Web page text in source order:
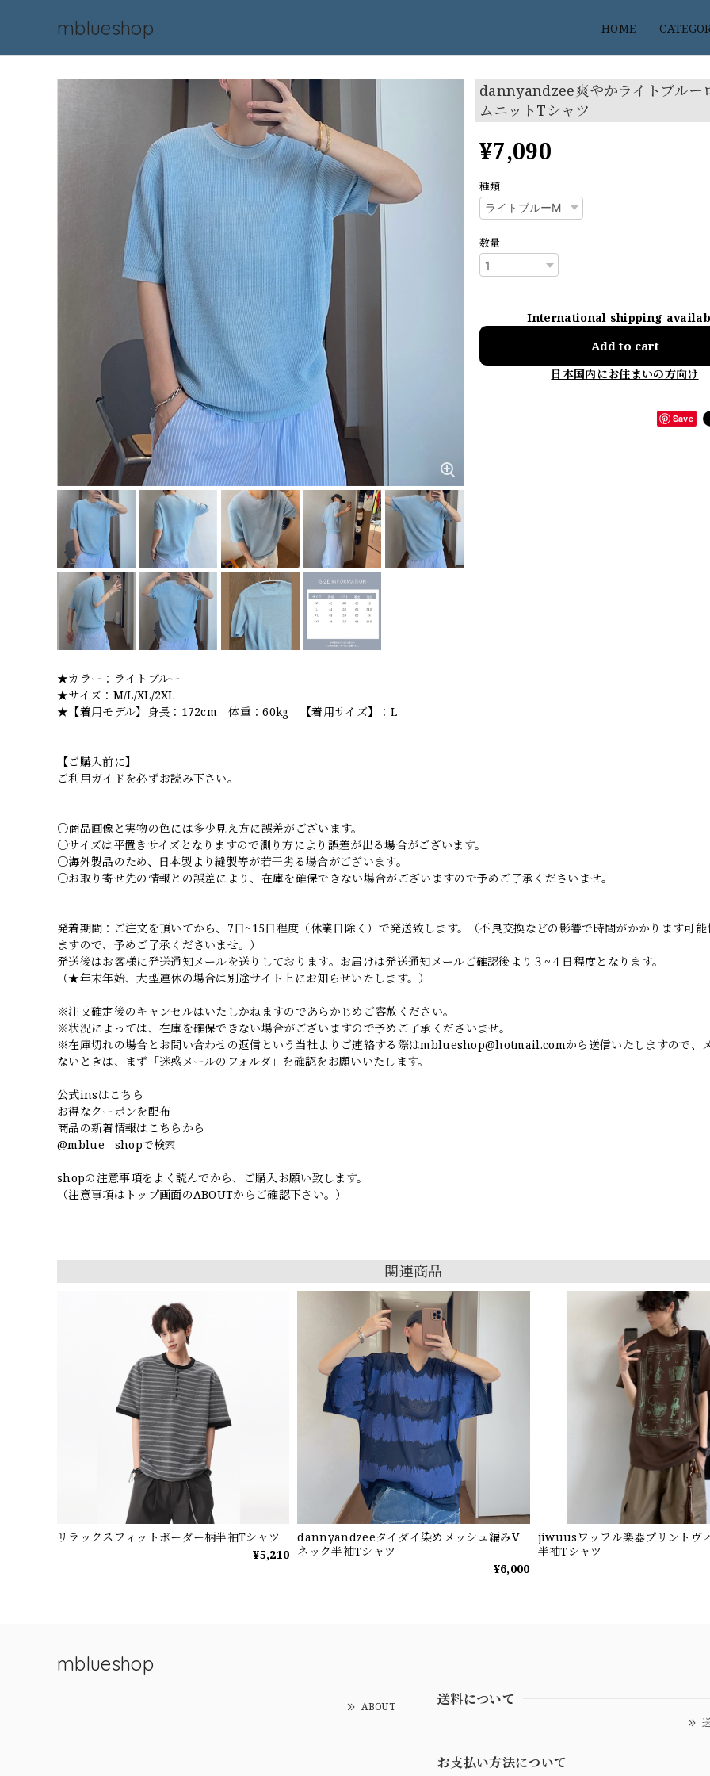
mblueshop HOME
dannyandzee爽やかライトブルー
ムニットTシャツ
¥7,090
種類
数量
International shipping
Add to cart
日本国内にお住まいの方向け
Save
★カラー：ライトブルー
★サイズ：M/L/XL/2XL
★【着用モデル】身長：172cm 体重：60kg 【着用サイズ】：L
【ご購入前に】
ご利用ガイドを必ずお読み下さい。
○商品画像と実物の色には多少見え方に誤差がございます。
○サイズは平置きサイズとなりますので測り方により誤差が出る場合がございます。
○海外製品のため、日本製より縫製等が若干劣る場合がございます。
○お取り寄せ先の情報との誤差により、在庫を確保できない場合がございますので予めご了承くださいませ。
発着期間：ご注文を頂いてから、7日~15日程度（休業日除く）で発送致します。（不良交換などの影響で時間がかかります可
ますので、予めご了承くださいませ。）
発送後はお客様に発送通知メールを送りしております。お届けは発送通知メールご確認後より３~４日程度となります。
（★年末年始、大型連休の場合は別途サイト上にお知らせいたします。）
※注文確定後のキャンセルはいたしかねますのであらかじめご容赦ください。
※状況によっては、在庫を確保できない場合がございますので予めご了承くださいませ。
※在庫切れの場合とお問い合わせの返信という当社よりご連絡する際はmblueshop@hotmail.comから送信いたしますので、
ないときは、まず「迷惑メールのフォルダ」を確認をお願いいたします。
公式insはこちら
お得なクーポンを配布
商品の新着情報はこちらから
@mblue__shopで検索
shopの注意事項をよく読んでから、ご購入お願い致します。
（注意事項はトップ画面のABOUTからご確認下さい。）
関連商品
リラックスフィットボーダー柄半袖Tシャツ
¥5,210
dannyandzeeタイダイ染めメッシュ編みV
ネック半袖Tシャツ
¥6,000
jiwuusワッフル楽器プリントヴ
半袖Tシャツ
mblueshop
ABOUT 送料について
お支払い方法について